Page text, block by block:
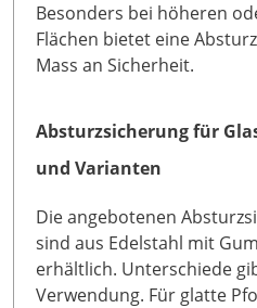
Besonders bei höheren
Flächen bietet eine
Mass an Sicherheit.
Absturzsicherung für
und Varianten
Die angebotenen
sind aus Edelstahl mit
erhältlich. Unterschiede
Verwendung. Für glatte